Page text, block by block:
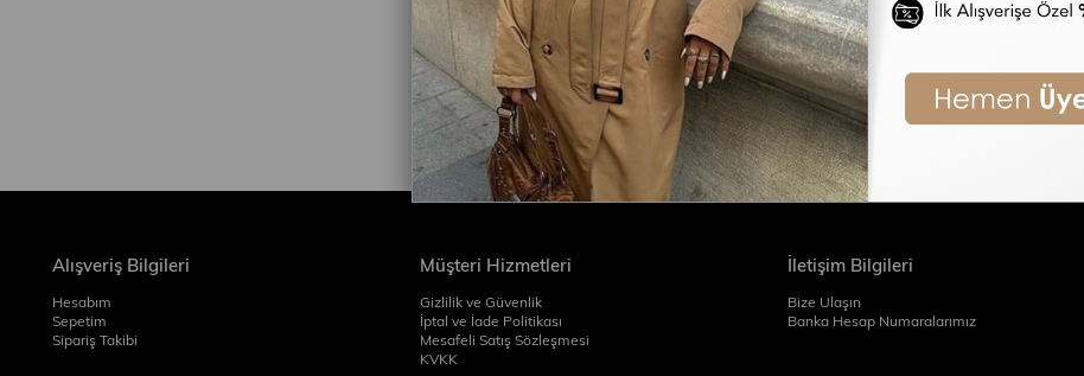
Alışveriş Bilgileri
Hesabım
Sepetim
Sipariş Takibi
Müşteri Hizmetleri
Gizlilik ve Güvenlik
İptal ve İade Politikası
Mesafeli Satış Sözleşmesi
KVKK
İletişim Bilgileri
Bize Ulaşın
Banka Hesap Numaralarımız